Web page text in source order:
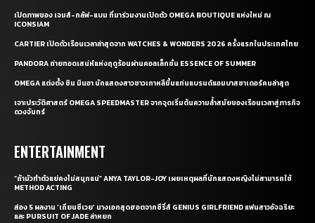
เปิดภาพของ เจมส์-กลัฟ-แบม ที่มาร่วมงานเปิดตัว OMEGA BOUTIQUE แห่งใหม่ ณ
ICONSIAM
CARTIER เปิดตัวเรือนเวลาล่าสุดจาก WATCHES & WONDERS 2026 ครั้งแรกในประเทศไทย
PANDORA ถ่ายทอดเสน่ห์แห่งฤดูร้อนผ่านคอลเล็กชั่น ESSENCE OF SUMMER
OMEGA แต่งตั้ง ชิน มินอา นักแสดงสาวชาวเกาหลีขึ้นแท่นแบรนด์แอมบาสซาเดอร์คนล่าสุด
เจาะประวัติศาสตร์ OMEGA SPEEDMASTER จากจุดเริ่มต้นความล้ำสมัยของเรือนเวลาสู่ภารกิจ
ดวงจันทร์
ENTERTAINMENT
“ถ้ามัวทำตัวแย่คงไม่สนุกแน่” ANYA TAYLOR-JOY เผยเหตุผลที่นักแสดงหญิงไม่สามารถใช้
METHOD ACTING
ส่อง 5 ผลงาน ‘เถียนซีเวย’ นางเอกสุดฮอตจากซีรี่ส์ GENIUS GIRLFRIEND แฟนสาวอัจฉริยะ
และ PURSUIT OF JADE ล่าหยก